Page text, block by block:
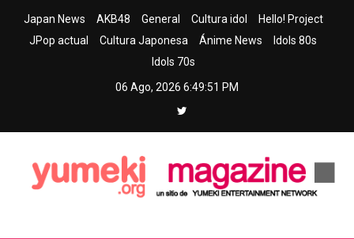
Japan News AKB48 General Cultura idol
Hello! Project
JPop actual
Cultura Japonesa Ánime News
Idols 80s
Idols 70s
06 Ago, 2026 6:49:53 PM